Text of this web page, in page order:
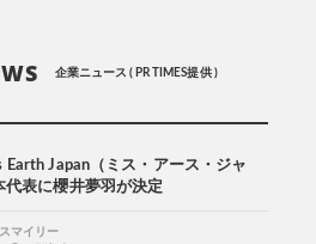
企業ニュース ( PR TIMES提供 )
Japan（ミス・アース・ジャ
代表に櫻井夢羽が決定
マイリー